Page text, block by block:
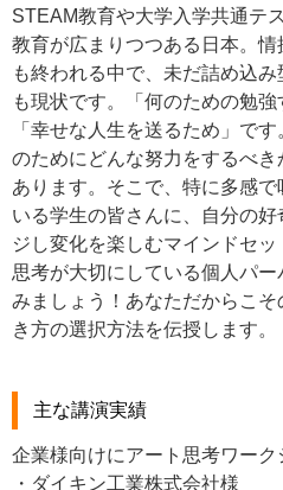
STEAM教育や大学入学共通テ
教育が広まりつつある日本。
も終われる中で、未だ詰め込
も現状です。「何のための勉
「幸せな人生を送るため」で
のためにどんな努力をするべ
あります。そこで、特に多感
いる学生の皆さんに、自分の
ジし変化を楽しむマインドセ
思考が大切にしている個人パ
みましょう！あなただからこ
き方の選択方法を伝授します。
主な講演実績
企業様向けにアート思考ワーク
・ダイキン工業株式会社様